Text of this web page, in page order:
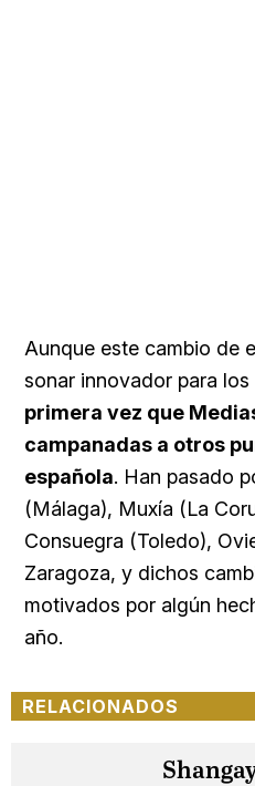
Aunque este cambio de
sonar innovador para los
primera vez que
campanadas a otros
española. Han pasado
(Málaga), Muxía (La
Consuegra (Toledo),
Zaragoza, y dichos
motivados por algún
año.
RELACIONADOS